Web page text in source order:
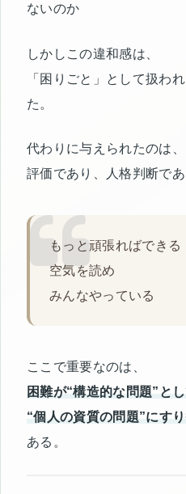
ないのか
しかしこの違和感は、
「困りごと」として扱わ
た。
代わりに与えられたのは、
評価であり、人格判断で
もっと頑張ればできる
空気を読め
みんなやっている
ここで重要なのは、
困難が“構造的な問題”と
“個人の資質の問題”にす
ある。